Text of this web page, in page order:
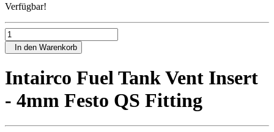
Verfügbar!
In den Warenkorb
Intairco Fuel Tank Vent Insert
- 4mm Festo QS Fitting